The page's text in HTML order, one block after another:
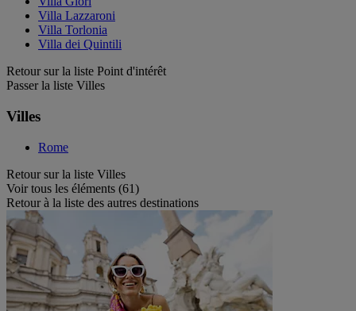
Villa Lazzaroni
Villa Torlonia
Villa dei Quintili
Retour sur la liste Point d'intérêt
Passer la liste Villes
Villes
Rome
Retour sur la liste Villes
Voir tous les éléments (61)
Retour à la liste des autres destinations